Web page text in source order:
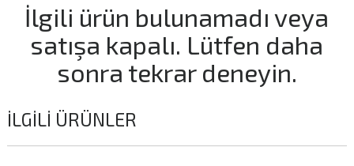
İlgili ürün bulunamadı veya
satışa kapalı. Lütfen daha
sonra tekrar deneyin.
İLGILI ÜRÜNLER